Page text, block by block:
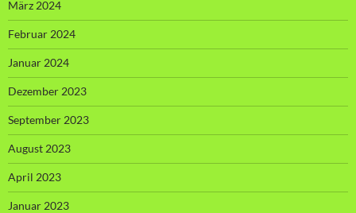
März 2024
Februar 2024
Januar 2024
Dezember 2023
September 2023
August 2023
April 2023
Januar 2023